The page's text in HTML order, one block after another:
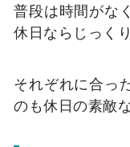
普段は時間がな
休日ならじっく
それぞれに合っ
のも休日の素敵